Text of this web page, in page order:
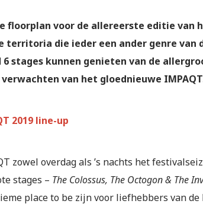
floorplan voor de allereerste editie van
territoria die ieder een ander genre van
stages kunnen genieten van de
van het gloednieuwe
2019 line-up
zowel overdag als ’s nachts het
stages – The Colossus, The Octogon & The
place to be zijn voor liefhebbers van